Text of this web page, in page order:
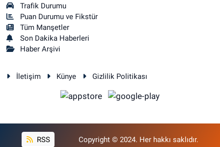
Trafik Durumu
Puan Durumu ve Fikstür
Tüm Manşetler
Son Dakika Haberleri
Haber Arşivi
İletişim Künye Gizlilik Politikası
RSS Copyright © 2024. Her hakkı saklıdır.